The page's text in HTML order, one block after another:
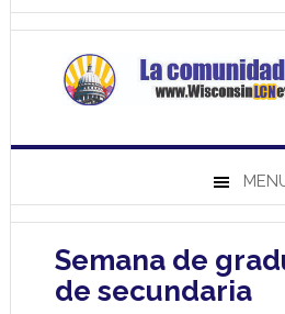
Semana de
de secundaria